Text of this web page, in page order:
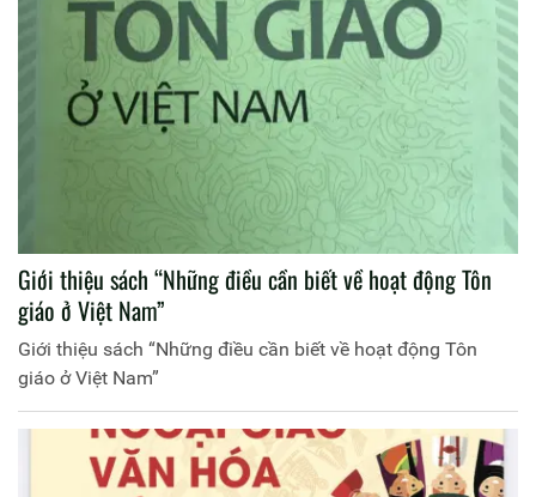
Giới thiệu sách “Những điều cần biết về hoạt động Tôn
giáo ở Việt Nam”
Giới thiệu sách “Những điều cần biết về hoạt động Tôn
giáo ở Việt Nam”